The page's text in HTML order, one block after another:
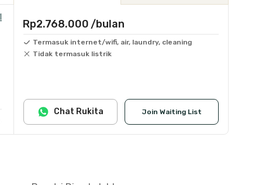
Rp2.768.000 /bulan
Termasuk internet/wifi, air, laundry, cleaning
Tidak termasuk listrik
Join Waiting List
Chat Rukita